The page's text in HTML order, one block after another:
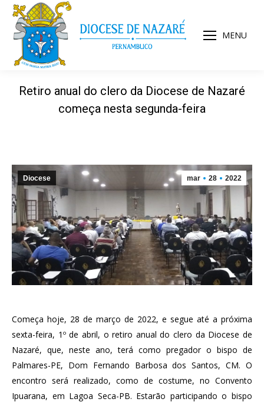
MENU
Retiro anual do clero da Diocese de Nazaré
começa nesta segunda-feira
mar 28 2022
Diocese
Começa hoje, 28 de março de 2022, e segue até a próxima
sexta-feira, 1º de abril, o retiro anual do clero da Diocese de
Nazaré, que, neste ano, terá como pregador o bispo de
Palmares-PE, Dom Fernando Barbosa dos Santos, CM. O
encontro será realizado, como de costume, no Convento
Ipuarana, em Lagoa Seca-PB. Estarão participando o bispo